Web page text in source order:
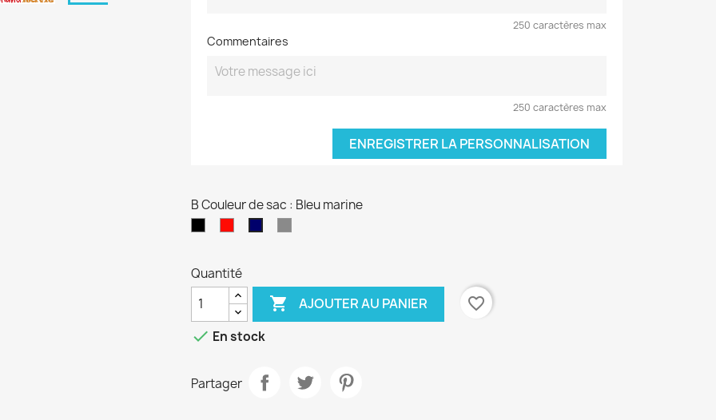
250 caractères max
Commentaires
250 caractères max
ENREGISTRER LA PERSONNALISATION
B Couleur de sac : Bleu marine
Quantité
 AJOUTER AU PANIER
favorite_border
 En stock
Partager